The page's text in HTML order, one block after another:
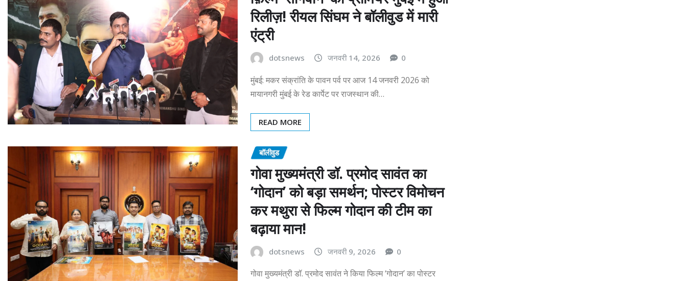
रिलीज़! रीयल सिंघम ने बॉलीवुड में मारी
एंट्री
dotsnews जनवरी 14, 2026 0
मुंबई: मकर संक्रांति के पावन पर्व पर आज 14 जनवरी 2026 को
मायानगरी मुंबई के रेड कार्पेट पर राजस्थान की…
READ MORE
बॉलीवुड
गोवा मुख्यमंत्री डॉ. प्रमोद सावंत का
‘गोदान’ को बड़ा समर्थन; पोस्टर विमोचन
कर मथुरा से फिल्म गोदान की टीम का
बढ़ाया मान!
dotsnews जनवरी 9, 2026 0
गोवा मुख्यमंत्री डॉ. प्रमोद सावंत ने किया फिल्म ‘गोदान’ का पोस्टर